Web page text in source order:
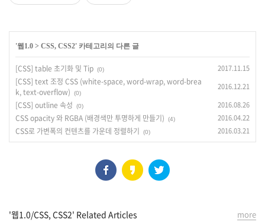
'웹1.0 > CSS, CSS2' 카테고리의 다른 글
[CSS] table 초기화 및 Tip (0) 2017.11.15
[CSS] text 조정 CSS (white-space, word-wrap, word-brea
k, text-overflow)
(0)
2016.12.21
[CSS] outline 속성 (0) 2016.08.26
CSS opacity 와 RGBA (배경색만 투명하게 만들기) (4) 2016.04.22
CSS로 가변폭의 컨텐츠를 가운데 정렬하기 (0) 2016.03.21
'웹1.0/CSS, CSS2' Related Articles more